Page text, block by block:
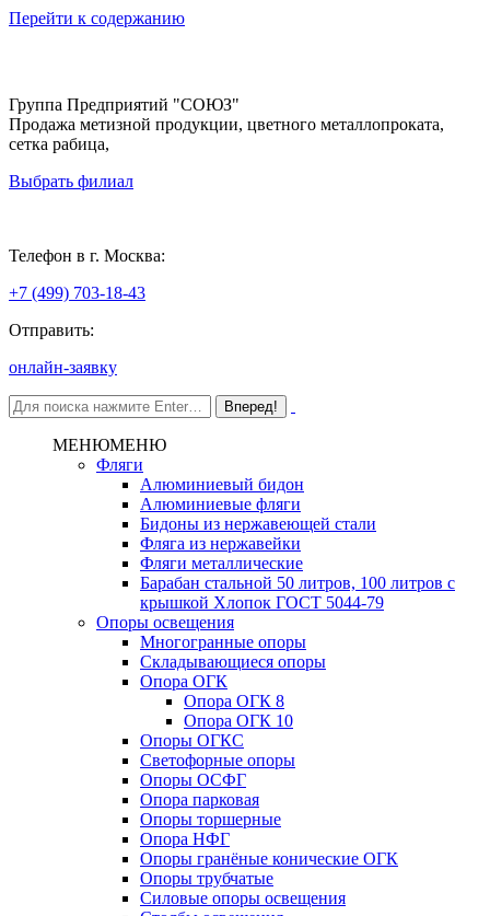
Перейти к содержанию
Группа Предприятий "СОЮЗ"
Продажа метизной продукции, цветного металлопроката,
сетка рабица,
Выбрать филиал
Телефон в г. Москва:
+7 (499) 703-18-43
Отправить:
онлайн-заявку
МЕНЮМЕНЮ
Фляги
Алюминиевый бидон
Алюминиевые фляги
Бидоны из нержавеющей стали
Фляга из нержавейки
Фляги металлические
Барабан стальной 50 литров, 100 литров с
крышкой Хлопок ГОСТ 5044-79
Опоры освещения
Многогранные опоры
Складывающиеся опоры
Опора ОГК
Опора ОГК 8
Опора ОГК 10
Опоры ОГКС
Светофорные опоры
Опоры ОСФГ
Опора парковая
Опоры торшерные
Опора НФГ
Опоры гранёные конические ОГК
Опоры трубчатые
Силовые опоры освещения